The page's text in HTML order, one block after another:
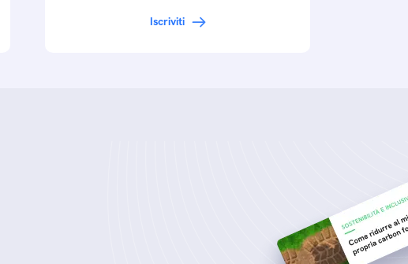
Iscriviti